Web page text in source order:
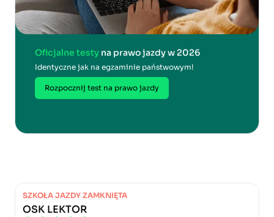
Oficjalne testy na prawo jazdy w 2026
Identyczne jak na egzaminie państwowym!
Rozpocznij test na prawo jazdy
SZKOŁA JAZDY ZAMKNIĘTA
OSK LEKTOR